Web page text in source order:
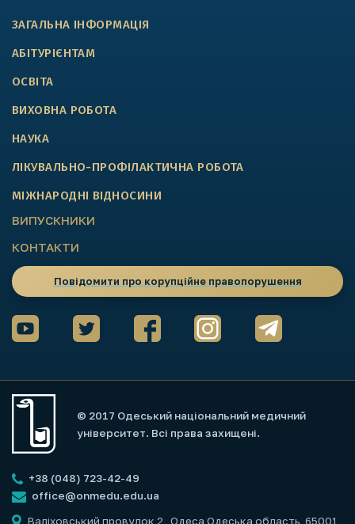
ЗАГАЛЬНА ІНФОРМАЦІЯ
АБІТУРІЄНТАМ
ОСВІТА
ВИХОВНА РОБОТА
НАУКА
ЛІКУВАЛЬНО-ПРОФІЛАКТИЧНА РОБОТА
МІЖНАРОДНІ ВІДНОСИНИ
ВИПУСКНИКИ
КОНТАКТИ
Повідомити про корупційне правопорушення
© 2017 Одеський національний медичний
університет. Всі права захищені.
+38 (048) 723-42-49
office@onmedu.edu.ua
Валіховський провулок 2
, Одеса Одеська область, 65001,